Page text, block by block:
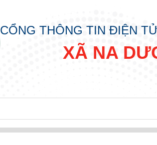
CỔNG THÔNG TIN ĐIỆN
XÃ NA